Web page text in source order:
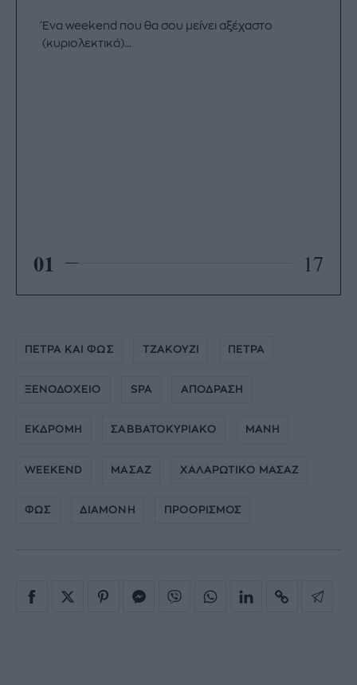
Ένα weekend που θα σου μείνει αξέχαστο
(κυριολεκτικά)...
01 17
ΠΕΤΡΑ ΚΑΙ ΦΩΣ ΤΖΑΚΟΥΖΙ ΠΕΤΡΑ
ΞΕΝΟΔΟΧΕΙΟ SPA ΑΠΟΔΡΑΣΗ
ΕΚΔΡΟΜΗ ΣΑΒΒΑΤΟΚΥΡΙΑΚΟ ΜΑΝΗ
WEEKEND ΜΑΣΑΖ ΧΑΛΑΡΩΤΙΚΟ ΜΑΣΑΖ
ΦΩΣ ΔΙΑΜΟΝΗ ΠΡΟΟΡΙΣΜΟΣ